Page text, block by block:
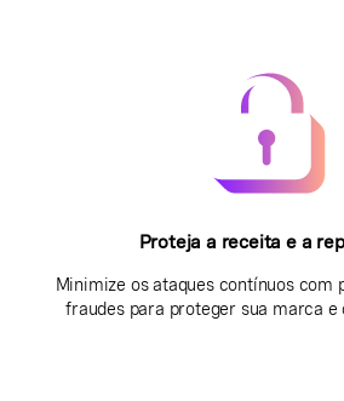
Proteja a receita e a
Minimize os ataques contínuos com
fraudes para proteger sua marca e